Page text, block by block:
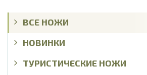
ВСЕ НОЖИ
НОВИНКИ
ТУРИСТИЧЕСКИЕ НОЖИ